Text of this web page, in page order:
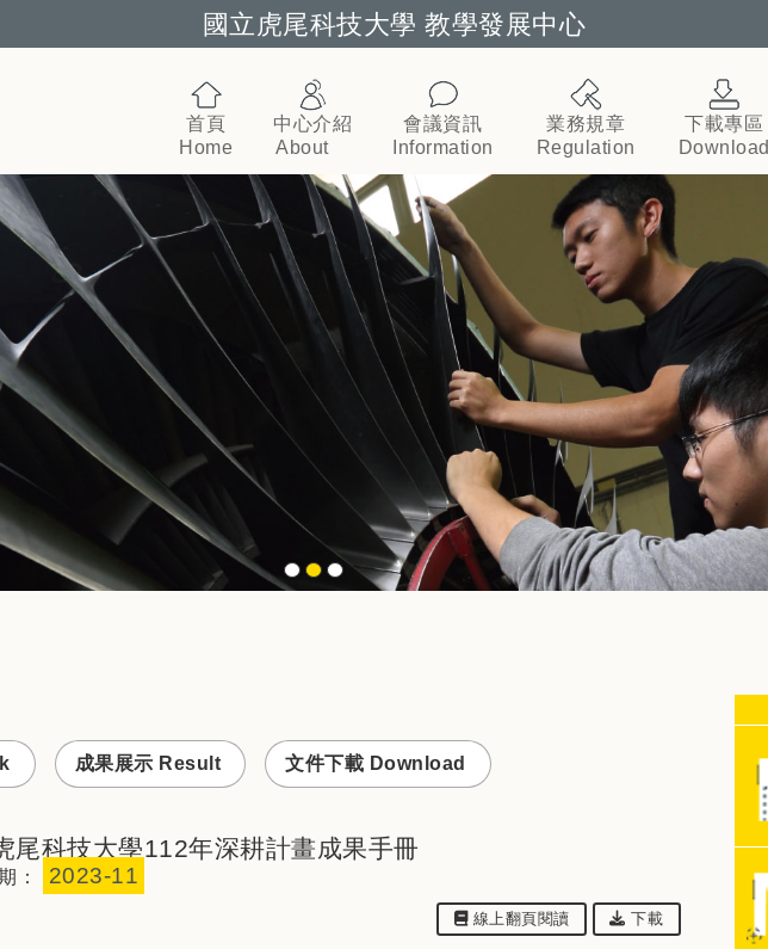
國立虎尾科技大學 教學發展中心
跳到主要內容
首頁
Home
中心介紹
About
會議資訊
Information
業務規章
Regulation
下載專區
Download
成果展示 Result 文件下載 Download
尾科技大學112年深耕計畫成果手冊
： 2023-11
線上翻⾴閱讀 下載檔案：
下載